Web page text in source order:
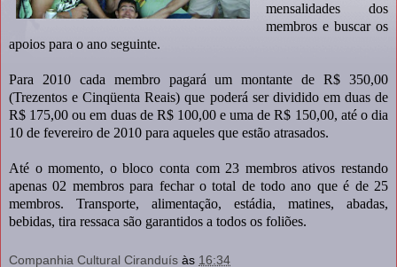
mensalidades dos
membros e buscar os
apoios para o ano seguinte.
Para 2010 cada membro pagará um montante de R$ 350,00
(Trezentos e Cinqüenta Reais) que poderá ser dividido em duas de
R$ 175,00 ou em duas de R$ 100,00 e uma de R$ 150,00, até o dia
10 de fevereiro de 2010 para aqueles que estão atrasados.
Até o momento, o bloco conta com 23 membros ativos restando
apenas 02 membros para fechar o total de todo ano que é de 25
membros. Transporte, alimentação, estádia, matines, abadas,
bebidas, tira ressaca são garantidos a todos os foliões.
Companhia Cultural Ciranduís às 16:34